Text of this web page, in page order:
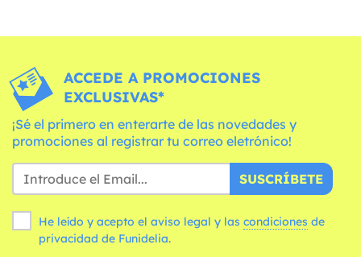
ACCEDE A PROMOCIONES
EXCLUSIVAS*
¡Sé el primero en enterarte de las novedades y
promociones al registrar tu correo eletrónico!
SUSCRÍBETE
He leído y acepto el aviso legal y las condiciones
privacidad de Funidelia.